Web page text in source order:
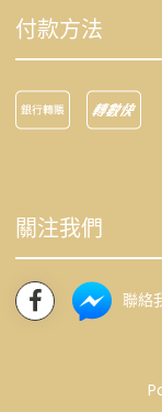
付款方法
關注我們
聯絡